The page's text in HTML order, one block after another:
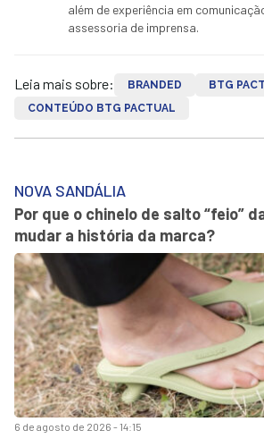
além de experiência em
assessoria de imprensa.
Leia mais sobre: BRANDED
BTG
CONTEÚDO BTG PACTUAL
6 de agosto de 2026 - 14:15
NOVA SANDÁLIA
Por que o chinelo de salto “feio”
mudar a história da marca?